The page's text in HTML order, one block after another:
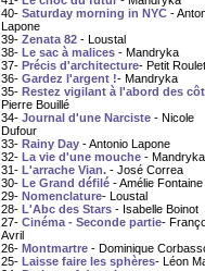
40- Saturday morning in NYC -
Lapone
39- Zenata 82 - Loustal
38- Le sac à malices - Mandryka
37- Précis d'architecture- Petit Roulet
36- Gardez l'argent !- Mandryka
35- Restez vigilant à l'abord des
Pierre Bouillé
34- Journal d'une Narciste - Nicole
Dufour
33- Rainy Day - Antonio Lapone
32- La vie d'une mouche - Mandryka
31- L'arrache Vian. - José Correa
30- Le Grand défilé - Amélie Fontaine
29- Nomenclature- Loustal
28- L'Abc des Stars - Isabelle Boinot
27- Cinéma - Seconde partie-
Avril
26- Montmartre - Dominique
25- Laisse faire les sphères- Léon